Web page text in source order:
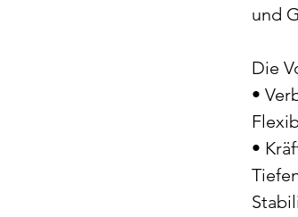
und
Die
•
•